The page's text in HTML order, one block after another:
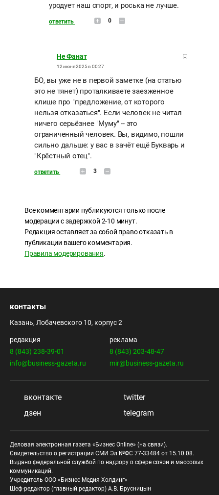
уродует наш спорт, и роська не лучше.
ответить 0
Не Фанат
12 июня 2025 в 00:27
БО, вы уже не в первой заметке (на статью
это не тянет) проталкиваете заезженное
клише про "предложение, от которого
нельзя отказаться". Если человек не читал
ничего серьёзнее "Муму" -- это
ограниченный человек. Вы, видимо, пошли
сильно дальше: у вас в зачёт ещё Букварь и
"Крёстный отец".
ответить 3
Все комментарии публикуются только после
модерации с задержкой 2-10 минут.
Редакция оставляет за собой право отказать в
публикации вашего комментария.
Правила модерирования.
контакты
Казань, Лобачевского 10, корпус 2
редакция
8 (843) 238-39-01
info@business-gazeta.ru
реклама
8 (843) 203-48-47
mir@business-gazeta.ru
вконтакте
twitter
дзен
telegram
Деловая электронная газета «Бизнес Online» (на связи).
Свидетельство о регистрации СМИ Эл №ФС 77-33484 от 15.10.08.
Выдано федеральной службой по надзору в сфере связи и массовых
коммуникаций.
Учредитель ООО «Бизнес Медия Холдинг»
Шеф-редактор (главный редактор) А.В. Брусницын